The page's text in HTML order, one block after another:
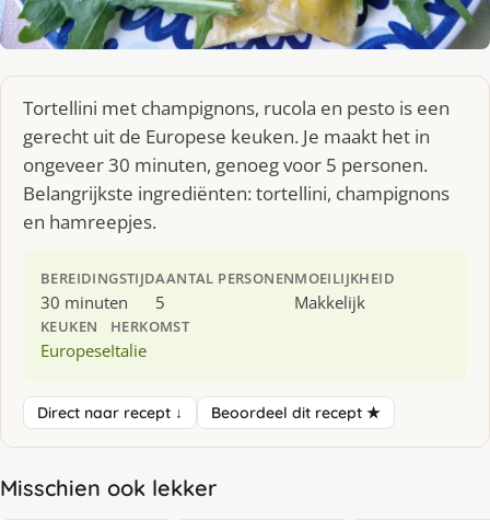
Tortellini met champignons, rucola en pesto is een
gerecht uit de Europese keuken. Je maakt het in
ongeveer 30 minuten, genoeg voor 5 personen.
Belangrijkste ingrediënten: tortellini, champignons
en hamreepjes.
BEREIDINGSTIJD
30 minuten
AANTAL PERSONEN
5
MOEILIJKHEID
Makkelijk
KEUKEN
Europese
HERKOMST
Italie
Direct naar recept ↓ Beoordeel dit recept ★
Misschien ook lekker